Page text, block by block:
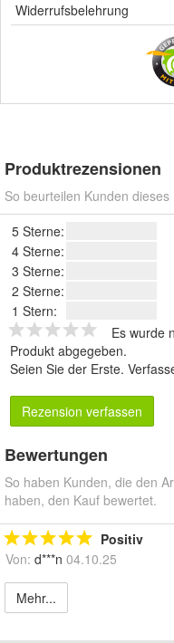
Widerrufsbelehrung
Produktrezensionen
So beurteilen Kunden dieses
5 Sterne:
4 Sterne:
3 Sterne:
2 Sterne:
1 Stern:
Es wurde
Produkt abgegeben.
Seien Sie der Erste.
Rezension verfassen
Bewertungen
So haben Kunden, die den
haben, den Kauf bewertet.
Positiv
Von: d***n 04.10.25
Mehr...